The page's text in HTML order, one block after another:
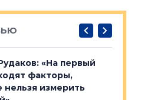
«На первый
факторы,
нельзя измерить